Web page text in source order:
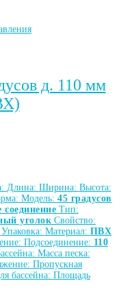
д. 110 мм
Длина: Ширина: Высота:
Модель: 45 градусов
соединение Тип:
уголок Свойство:
Упаковка: Материал: ПВХ
Подсоединение: 110
Масса песка:
Пропускная
бассейна: Площадь